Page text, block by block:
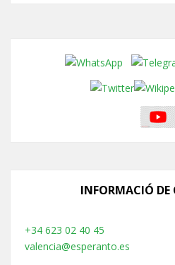
INFORMACIÓ
+34 623 02 40 45
valencia@esperanto.es